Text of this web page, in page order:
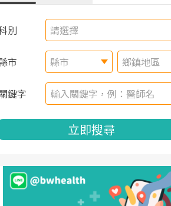
別 請選擇
市 縣市 鄉鎮地區
鍵字
立即搜尋